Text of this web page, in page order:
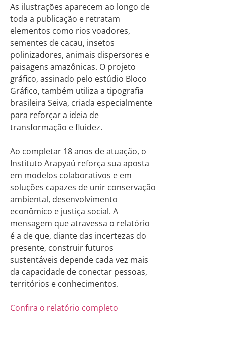
As ilustrações aparecem ao longo de
toda a publicação e retratam
elementos como rios voadores,
sementes de cacau, insetos
polinizadores, animais dispersores e
paisagens amazônicas. O projeto
gráfico, assinado pelo estúdio Bloco
Gráfico, também utiliza a tipografia
brasileira Seiva, criada especialmente
para reforçar a ideia de
transformação e fluidez.
Ao completar 18 anos de atuação, o
Instituto Arapyaú reforça sua aposta
em modelos colaborativos e em
soluções capazes de unir conservação
ambiental, desenvolvimento
econômico e justiça social. A
mensagem que atravessa o relatório
é a de que, diante das incertezas do
presente, construir futuros
sustentáveis depende cada vez mais
da capacidade de conectar pessoas,
territórios e conhecimentos.
Confira o relatório completo